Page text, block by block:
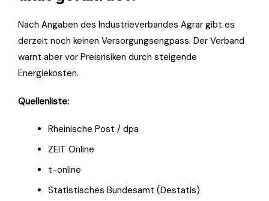
Nach Angaben des Industrieverbandes Agrar gibt es
derzeit noch keinen Versorgungsengpass. Der Verband
warnt aber vor Preisrisiken durch steigende
Energiekosten.
Quellenliste:
Rheinische Post / dpa
ZEIT Online
t-online
Statistisches Bundesamt (Destatis)